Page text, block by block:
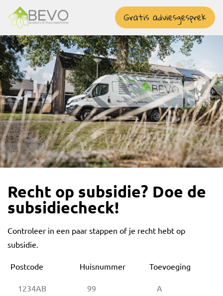
overslaan
Gratis adviesgesprek
Recht op subsidie? Doe de
subsidiecheck!
Controleer in een paar stappen of je recht hebt op
subsidie.
Postcode Huisnummer Toevoeging